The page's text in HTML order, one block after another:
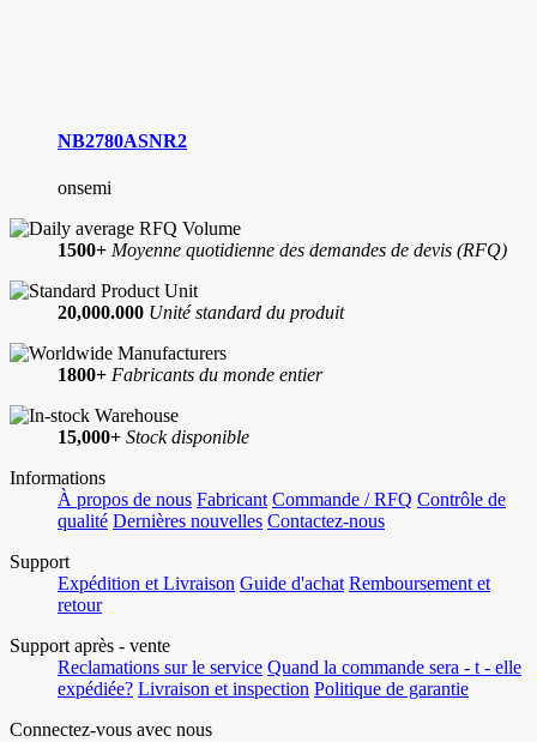
NB2780ASNR2
onsemi
1500+ Moyenne quotidienne des demandes de devis (RFQ)
20,000.000 Unité standard du produit
1800+ Fabricants du monde entier
15,000+ Stock disponible
Informations
À propos de nous Fabricant Commande / RFQ Contrôle de
qualité Dernières nouvelles Contactez-nous
Support
Expédition et Livraison Guide d'achat Remboursement et
retour
Support après - vente
Reclamations sur le service Quand la commande sera - t - elle
expédiée? Livraison et inspection Politique de garantie
Connectez-vous avec nous